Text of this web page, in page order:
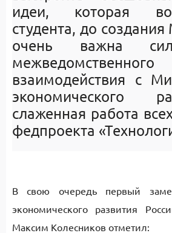
идеи, которая
студента, до
очень важна
межведомственного
взаимодействия с
экономического
слаженная работа
федпроекта
В свою очередь первый
экономического развития
Максим Колесников отметил: